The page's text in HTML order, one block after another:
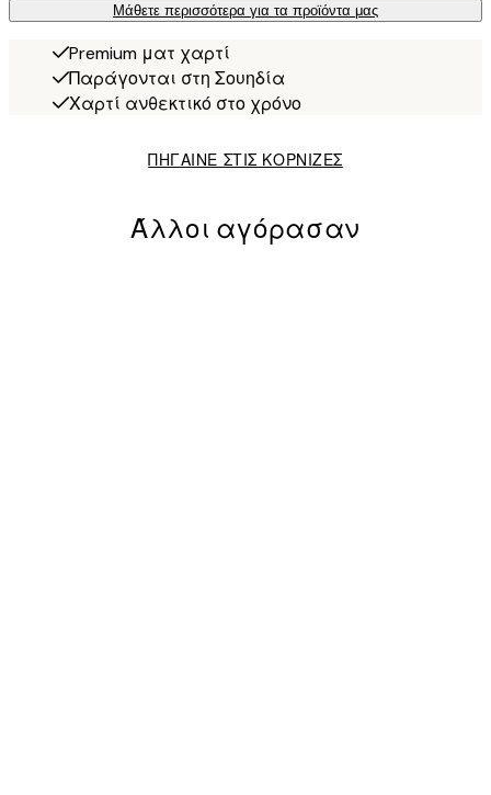
Μάθετε περισσότερα για τα προϊόντα μας
Premium ματ χαρτί
Παράγονται στη Σουηδία
Χαρτί ανθεκτικό στο χρόνο
ΠΗΓΑΙΝΕ ΣΤΙΣ ΚΟΡΝΙΖΕΣ
Άλλοι αγόρασαν